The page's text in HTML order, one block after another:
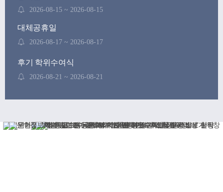
2026-08-15 ~ 2026-08-15
대체공휴일
2026-08-17 ~ 2026-08-17
후기 학위수여식
2026-08-21 ~ 2026-08-21